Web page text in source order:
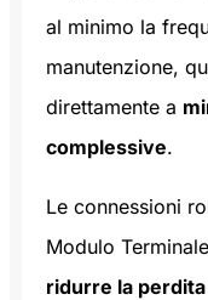
al minimo la
manutenzione,
direttamente a
complessive.
Le connessioni
Modulo
ridurre la